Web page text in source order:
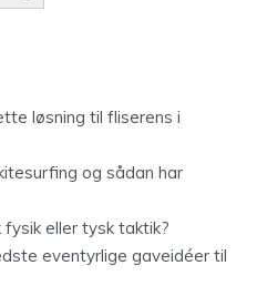
løsning til fliserens i
og sådan har
eller tysk taktik?
eventyrlige gaveidéer til